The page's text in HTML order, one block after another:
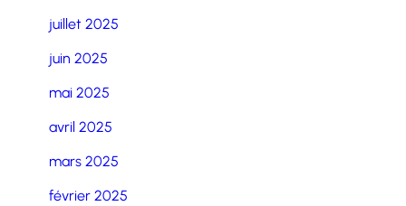
juillet 2025
juin 2025
mai 2025
avril 2025
mars 2025
février 2025